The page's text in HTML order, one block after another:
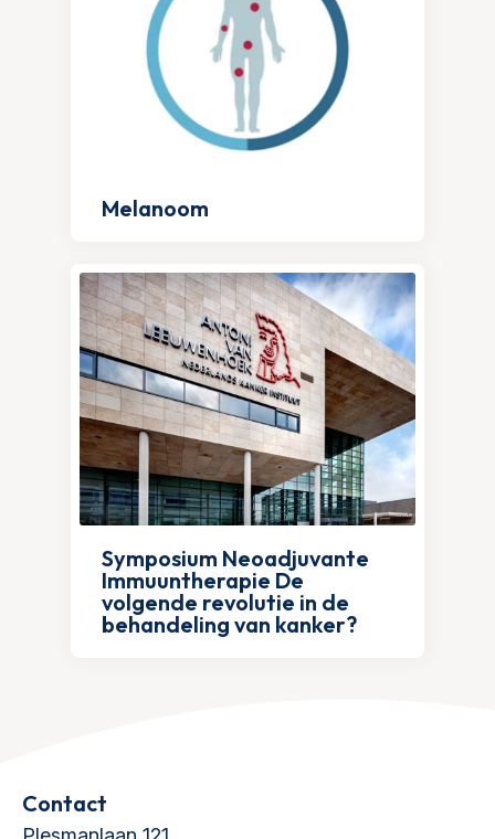
Melanoom
Symposium Neoadjuvante
Immuuntherapie De
volgende revolutie in de
behandeling van kanker?
Contact